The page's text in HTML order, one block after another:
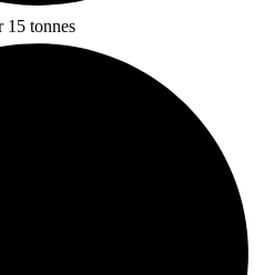
15 tonnes